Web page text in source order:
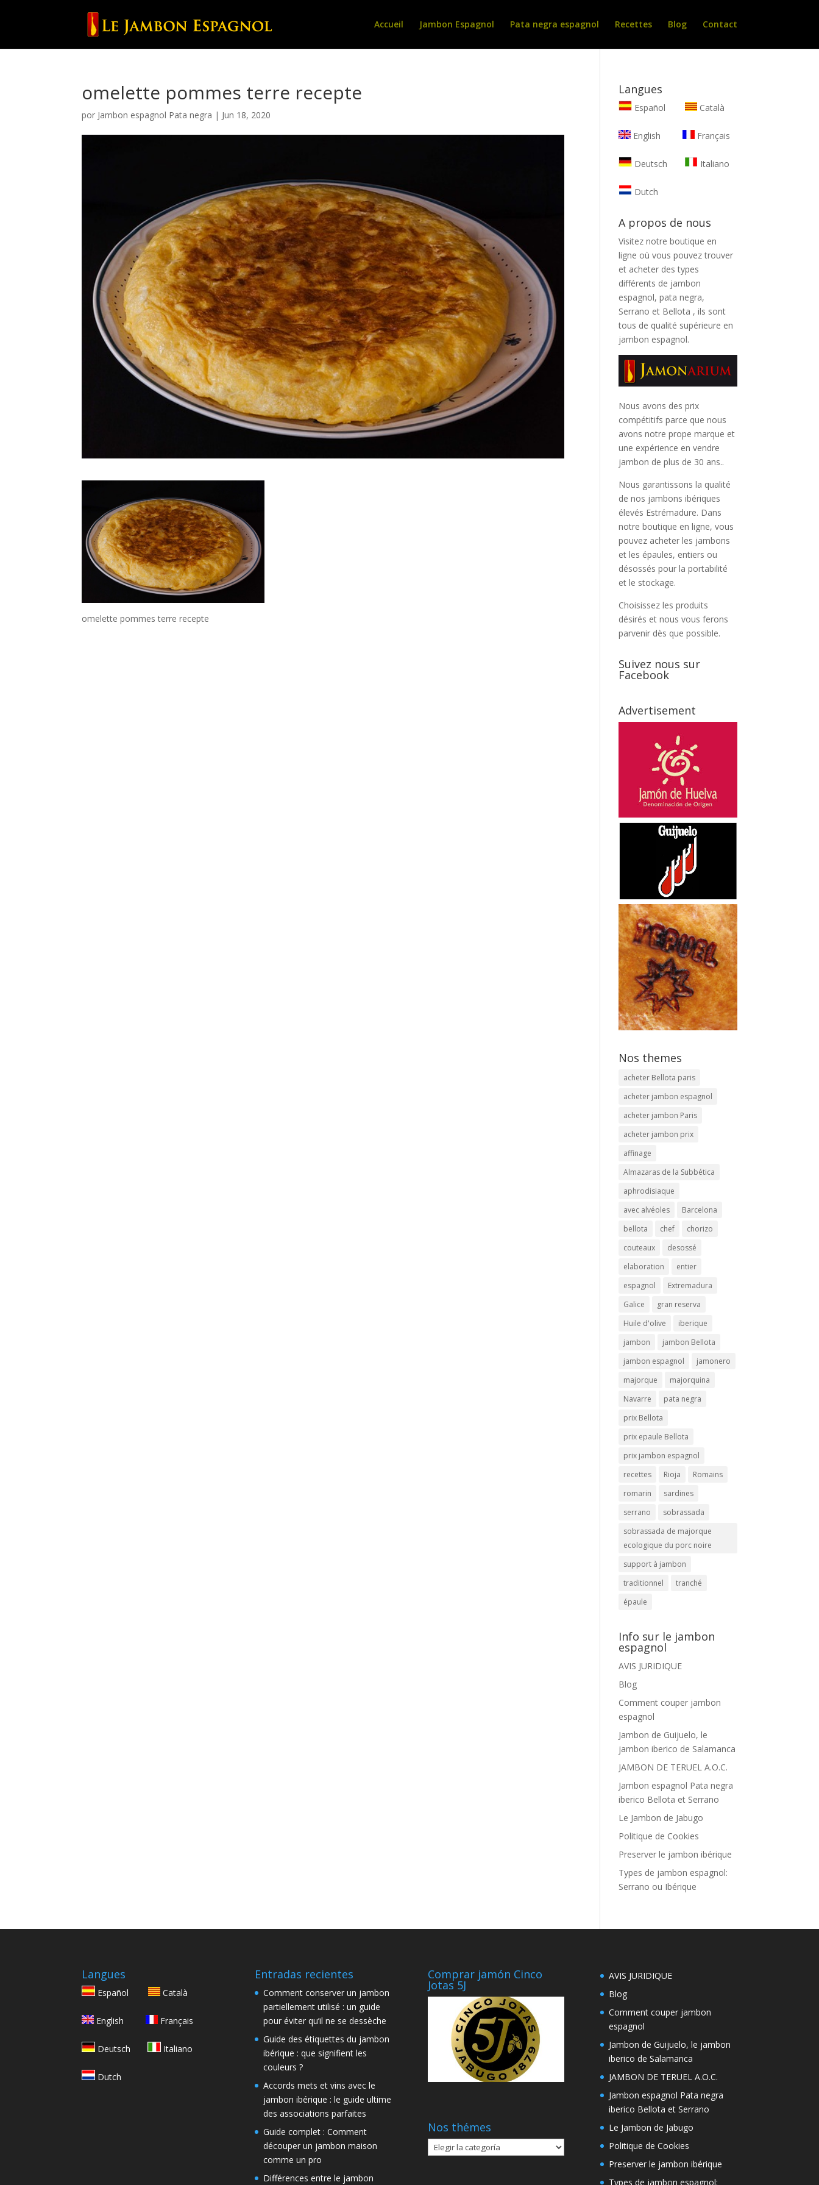
Accueil Jambon Espagnol Pata negra espagnol Recettes Blog Contact
omelette pommes terre recepte
por Jambon espagnol Pata negra | Jun 18, 2020
omelette pommes terre recepte
Langues
Español Català
English Français
Deutsch Italiano
Dutch
A propos de nous
Visitez notre boutique en
ligne où vous pouvez trouver
et acheter des types
différents de jambon
espagnol, pata negra,
Serrano et Bellota , ils sont
tous de qualité supérieure en
jambon espagnol.
Nous avons des prix
compétitifs parce que nous
avons notre prope marque et
une expérience en vendre
jambon de plus de 30 ans..
Nous garantissons la qualité
de nos jambons ibériques
élevés Estrémadure. Dans
notre boutique en ligne, vous
pouvez acheter les jambons
et les épaules, entiers ou
désossés pour la portabilité
et le stockage.
Choisissez les produits
désirés et nous vous ferons
parvenir dès que possible.
Suivez nous sur
Facebook
Advertisement
Nos themes
acheter Bellota paris
acheter jambon espagnol
acheter jambon Paris
acheter jambon prix
affinage
Almazaras de la Subbética
aphrodisiaque
avec alvéoles
Barcelona
bellota
chef
chorizo
couteaux
desossé
elaboration
entier
espagnol
Extremadura
Galice
gran reserva
Huile d'olive
iberique
jambon
jambon Bellota
jambon espagnol
jamonero
majorque
majorquina
Navarre
pata negra
prix Bellota
prix epaule Bellota
prix jambon espagnol
recettes
Rioja
Romains
romarin
sardines
serrano
sobrassada
sobrassada de majorque
ecologique du porc noire
support à jambon
traditionnel
tranché
épaule
Info sur le jambon
espagnol
AVIS JURIDIQUE
Blog
Comment couper jambon
espagnol
Jambon de Guijuelo, le
jambon iberico de Salamanca
JAMBON DE TERUEL A.O.C.
Jambon espagnol Pata negra
iberico Bellota et Serrano
Le Jambon de Jabugo
Politique de Cookies
Preserver le jambon ibérique
Types de jambon espagnol:
Serrano ou Ibérique
Langues
Español Català
English Français
Deutsch Italiano
Dutch
Entradas recientes
Comment conserver un jambon
partiellement utilisé : un guide
pour éviter qu’il ne se dessèche
Guide des étiquettes du jambon
ibérique : que signifient les
couleurs ?
Accords mets et vins avec le
jambon ibérique : le guide ultime
des associations parfaites
Guide complet : Comment
découper un jambon maison
comme un pro
Différences entre le jambon
Comprar jamón Cinco
Jotas 5J
Nos thémes
Nos
thémes
AVIS JURIDIQUE
Blog
Comment couper jambon
espagnol
Jambon de Guijuelo, le jambon
iberico de Salamanca
JAMBON DE TERUEL A.O.C.
Jambon espagnol Pata negra
iberico Bellota et Serrano
Le Jambon de Jabugo
Politique de Cookies
Preserver le jambon ibérique
Types de jambon espagnol: